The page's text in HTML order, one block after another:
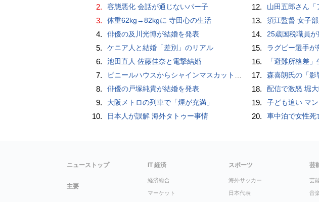
2. 容態悪化 会話が通じないパー子
3. 体重62kg→82kgに 寺田心の生活
4. 俳優の及川光博が結婚を発表
5. ケニア人と結婚「差別」のリアル
6. 池田直人 佐藤佳奈と電撃結婚
7. ビニールハウスからシャインマスカット約200房を盗んだ疑い ネットで販売か 無職の男（42）逮捕 岡山県警
8. 俳優の戸塚純貴が結婚を発表
9. 大阪メトロの列車で「煙が充満」
10. 日本人が誤解 海外タトゥー事情
12. 山田五郎さん
13. 須江監督 女子
14. 25歳国税職員
15. ラグビー選手
16. 「避難所格差
17. 森喜朗氏の「影
18. 配信で激怒 堀
19. 子ども追い マ
20. 車中泊で女性死
ニューストップ
主要
IT 経済
経済総合
マーケット
スポーツ
海外サッカー
日本代表
芸
芸
音